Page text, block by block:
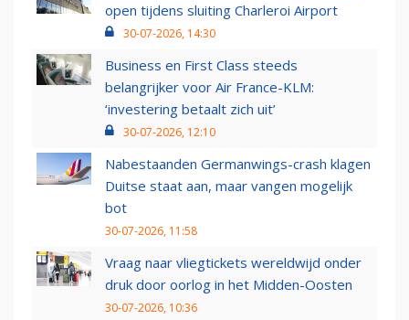
open tijdens sluiting Charleroi Airport
30-07-2026, 14:30
Business en First Class steeds
belangrijker voor Air France-KLM:
‘investering betaalt zich uit’
30-07-2026, 12:10
Nabestaanden Germanwings-crash klagen
Duitse staat aan, maar vangen mogelijk
bot
30-07-2026, 11:58
Vraag naar vliegtickets wereldwijd onder
druk door oorlog in het Midden-Oosten
30-07-2026, 10:36